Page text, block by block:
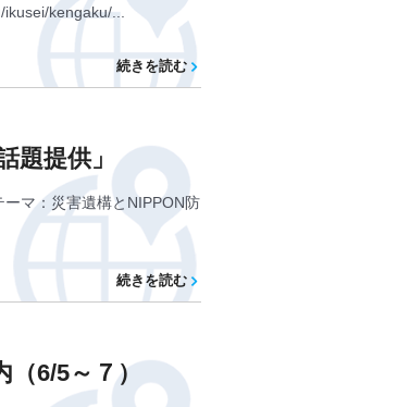
kengaku/...
続きを読む
題提供」
マ：災害遺構とNIPPON防
続きを読む
6/5～７）